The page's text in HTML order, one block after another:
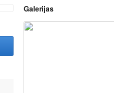
Galerijas